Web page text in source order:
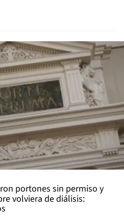
portones sin permiso y
volviera de diálisis: